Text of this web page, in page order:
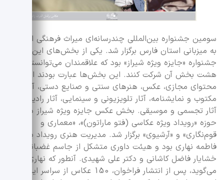
سومین جشنواره بین‌المللی چندرسانه‌ای میراث فرهنگی امسال
به میزبانی استان فارس برگزار شد. یکی از بخش‌های این
جشنواره «جایزه ویژه شیراز» بود که علاقمندان می‌توانستند در
هشت بخش آن شرکت کنند. این بخش‌ها عبارت بودند از: تولید
محتوای مجازی، عکس، هنرهای سنتی و صنایع دستی، آثار
مکتوب و نمایشنامه، آثار تلویزیونی و سینمایی، آثار رادیویی،
آثار تجسمی و موسیقی. بخش عکس جایزه ویژه شیراز در سه
حوزه «رویداد ویژه عکاسی (فتو ماراتون)»، «معماری و
قوم‌نگاری» و «آرشیوی» برگزار شد. مدیریت هنری رویداد بر عهده
فاطمه نهاری بود و هیئت داوری متشکل از جاسم غضبانپور،
خشایار فاضل کاشانی و دکتر علی شهیدی. آنطور که نهاری
می‌گوید، پس از انتشار فراخوان، 150 عکاس از سراسر ایران در